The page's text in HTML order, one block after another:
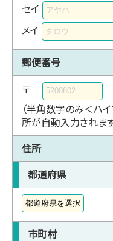
セイ
メイ
郵便番号
〒
（半角数字のみ＜ハ
所が自動入力されます
住所
都道府県
市町村